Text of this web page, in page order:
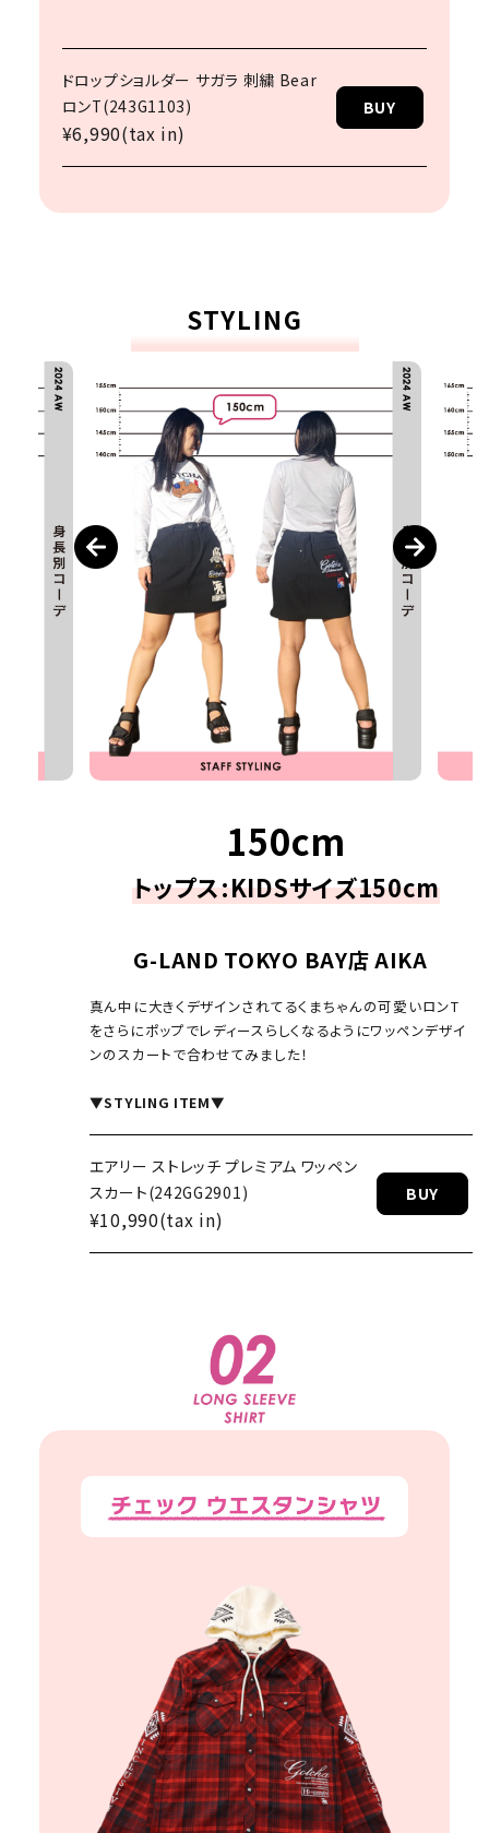
ドロップショルダー サガラ 刺繍 Bear
ロンT(243G1103)
¥6,990(tax in)
BUY
STYLING
BUY
150cm
トップス:KIDSサイズ150cm
G-LAND TOKYO BAY店 AIKA
真ん中に大きくデザインされてるくまちゃんの可愛いロンT
をさらにポップでレディースらしくなるようにワッペンデザイ
ンのスカートで合わせてみました！
▼STYLING ITEM▼
エアリー ストレッチ プレミアム ワッペン
スカート(242GG2901)
¥10,990(tax in)
BUY